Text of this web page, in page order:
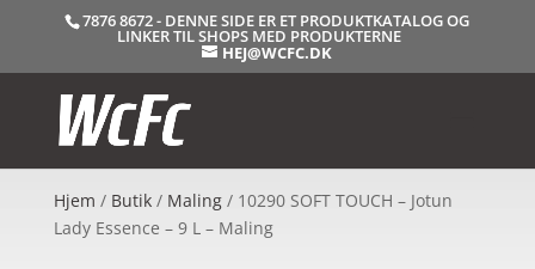
7876 8672 - DENNE SIDE ER ET PRODUKTKATALOG OG
LINKER TIL SHOPS MED PRODUKTERNE
HEJ@WCFC.DK
Hjem / Butik/ Maling/ 10290 SOFT TOUCH – Jotun
Lady Essence – 9 L – Maling